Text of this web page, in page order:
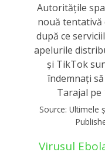
Autoritățile
nouă tentativă
după ce
apelurile
și TikTok
îndemnați
Tarajal pe
Source: Ultimele
Virusul